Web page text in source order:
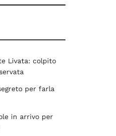
Livata: colpito
per farla
in arrivo per